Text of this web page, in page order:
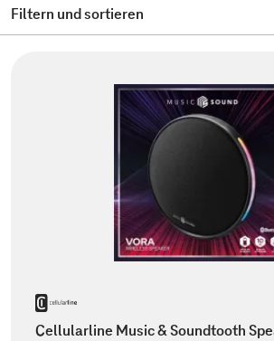
Filtern und sortieren
Cellularline Music & Soundtooth